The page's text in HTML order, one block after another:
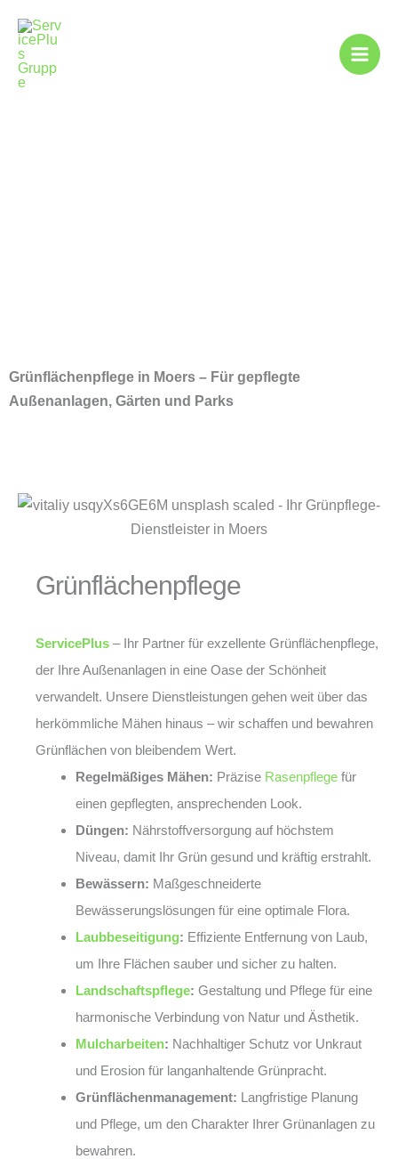
Inhalt
springen
Grünflächenpflege in Moers – Für gepflegte
Außenanlagen, Gärten und Parks
Grünflächenpflege
ServicePlus – Ihr Partner für exzellente Grünflächenpflege,
der Ihre Außenanlagen in eine Oase der Schönheit
verwandelt. Unsere Dienstleistungen gehen weit über das
herkömmliche Mähen hinaus – wir schaffen und bewahren
Grünflächen von bleibendem Wert.
Regelmäßiges Mähen: Präzise Rasenpflege für
einen gepflegten, ansprechenden Look.
Düngen: Nährstoffversorgung auf höchstem
Niveau, damit Ihr Grün gesund und kräftig erstrahlt.
Bewässern: Maßgeschneiderte
Bewässerungslösungen für eine optimale Flora.
Laubbeseitigung: Effiziente Entfernung von Laub,
um Ihre Flächen sauber und sicher zu halten.
Landschaftspflege: Gestaltung und Pflege für eine
harmonische Verbindung von Natur und Ästhetik.
Mulcharbeiten: Nachhaltiger Schutz vor Unkraut
und Erosion für langanhaltende Grünpracht.
Grünflächenmanagement: Langfristige Planung
und Pflege, um den Charakter Ihrer Grünanlagen zu
bewahren.